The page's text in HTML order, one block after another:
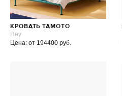
КРОВАТЬ TAMOTO
Hay
Цена: от 194400 руб.